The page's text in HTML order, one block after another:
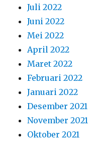
Juli 2022
Juni 2022
Mei 2022
April 2022
Maret 2022
Februari 2022
Januari 2022
Desember 2021
November 2021
Oktober 2021